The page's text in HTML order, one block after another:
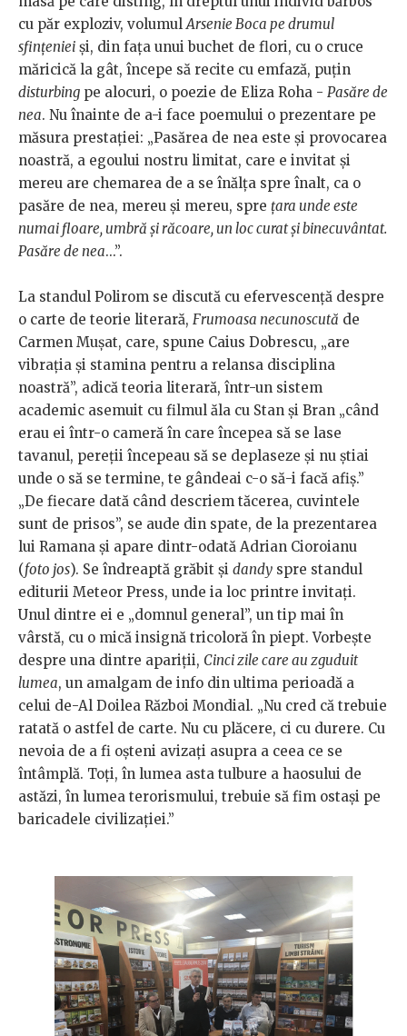
cu păr exploziv, volumul Arsenie Boca pe drumul
sfințeniei și, din fața unui buchet de flori, cu o cruce
măricică la gât, începe să recite cu emfază, puțin
disturbing pe alocuri, o poezie de Eliza Roha - Pasăre de
nea. Nu înainte de a-i face poemului o prezentare pe
măsura prestației: „Pasărea de nea este și provocarea
noastră, a egoului nostru limitat, care e invitat și
mereu are chemarea de a se înălța spre înalt, ca o
pasăre de nea, mereu și mereu, spre țara unde este
numai floare, umbră și răcoare, un loc curat și binecuvântat.
Pasăre de nea...”.
La standul Polirom se discută cu efervescență despre
o carte de teorie literară, Frumoasa necunoscută de
Carmen Mușat, care, spune Caius Dobrescu, „are
vibrația și stamina pentru a relansa disciplina
noastră”, adică teoria literară, într-un sistem
academic asemuit cu filmul ăla cu Stan și Bran „când
erau ei într-o cameră în care începea să se lase
tavanul, pereții începeau să se deplaseze și nu știai
unde o să se termine, te gândeai c-o să-i facă afiș.”
„De fiecare dată când descriem tăcerea, cuvintele
sunt de prisos”, se aude din spate, de la prezentarea
lui Ramana și apare dintr-odată Adrian Cioroianu
(foto jos). Se îndreaptă grăbit și dandy spre standul
editurii Meteor Press, unde ia loc printre invitați.
Unul dintre ei e „domnul general”, un tip mai în
vârstă, cu o mică insignă tricoloră în piept. Vorbește
despre una dintre apariții, Cinci zile care au zguduit
lumea, un amalgam de info din ultima perioadă a
celui de-Al Doilea Război Mondial. „Nu cred că trebuie
ratată o astfel de carte. Nu cu plăcere, ci cu durere. Cu
nevoia de a fi oșteni avizați asupra a ceea ce se
întâmplă. Toți, în lumea asta tulbure a haosului de
astăzi, în lumea terorismului, trebuie să fim ostași pe
baricadele civilizației.”